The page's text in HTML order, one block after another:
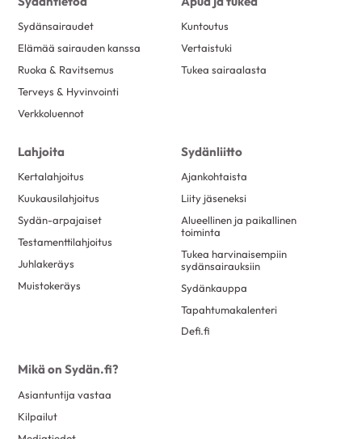
Sydänsairaudet
Elämää sairauden kanssa
Ruoka & Ravitsemus
Terveys & Hyvinvointi
Verkkoluennot
Kuntoutus
Vertaistuki
Tukea sairaalasta
Lahjoita
Kertalahjoitus
Kuukausilahjoitus
Sydän-arpajaiset
Testamenttilahjoitus
Juhlakeräys
Muistokeräys
Sydänliitto
Ajankohtaista
Liity jäseneksi
Alueellinen ja paikallinen
toiminta
Tukea harvinaisempiin
sydänsairauksiin
Sydänkauppa
Tapahtumakalenteri
Defi.fi
Mikä on Sydän.fi?
Asiantuntija vastaa
Kilpailut